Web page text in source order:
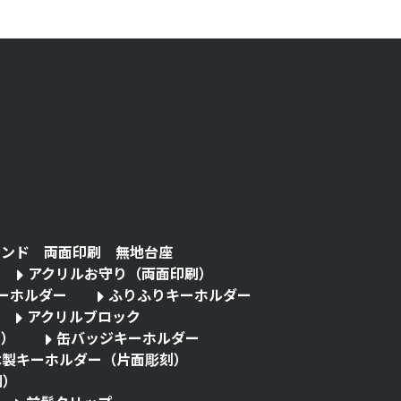
ンド 両面印刷 無地台座
アクリルお守り（両面印刷）
ホルダー
ふりふりキーホルダー
アクリルブロック
缶バッジキーホルダー
キーホルダー（片面彫刻）